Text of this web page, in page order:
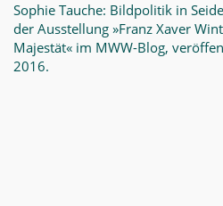
Sophie Tauche: Bildpolitik in
der Ausstellung »Franz Xaver
Majestät« im MWW-Blog,
2016.